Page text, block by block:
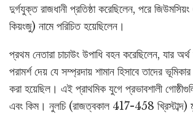
দুর্গযুক্ত রাজধানী প্রতিষ্ঠা করেছিলেন, পরে
কিয়ংজু) নামে পরিচিত হয়েছিলেন।
প্রথম নেতারা চাচাউং উপাধি বহন করেছিলেন, যার
পরামর্শ দেয় যে সম্প্রদায় শামান হিসাবে তাদের ভূমিকার
করা হয়েছিল। এই প্রাথমিক যুগে প্রভাবশালী
এবং কিম। নুলচি (রাজত্বকাল 417-458 খ্রিস্টাব্দ)